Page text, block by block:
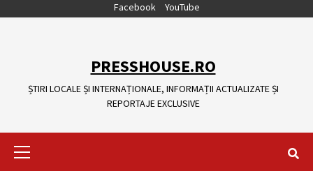
Facebook YouTube
PRESSHOUSE.RO
ȘTIRI LOCALE ȘI INTERNAȚIONALE, INFORMAȚII ACTUALIZATE ȘI
REPORTAJE EXCLUSIVE